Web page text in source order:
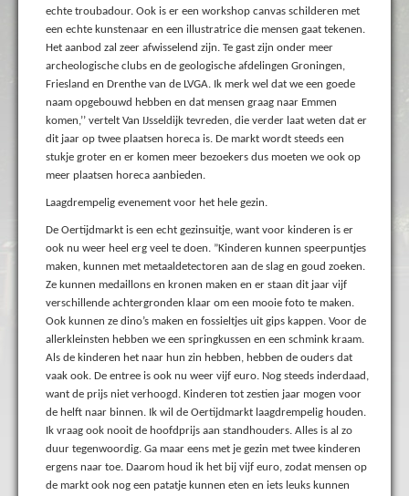
echte troubadour. Ook is er een workshop canvas schilderen met
een echte kunstenaar en een illustratrice die mensen gaat tekenen.
Het aanbod zal zeer afwisselend zijn. Te gast zijn onder meer
archeologische clubs en de geologische afdelingen Groningen,
Friesland en Drenthe van de LVGA. Ik merk wel dat we een goede
naam opgebouwd hebben en dat mensen graag naar Emmen
komen,’’ vertelt Van IJsseldijk tevreden, die verder laat weten dat er
dit jaar op twee plaatsen horeca is. De markt wordt steeds een
stukje groter en er komen meer bezoekers dus moeten we ook op
meer plaatsen horeca aanbieden.
Laagdrempelig evenement voor het hele gezin.
De Oertijdmarkt is een echt gezinsuitje, want voor kinderen is er
ook nu weer heel erg veel te doen. ”Kinderen kunnen speerpuntjes
maken, kunnen met metaaldetectoren aan de slag en goud zoeken.
Ze kunnen medaillons en kronen maken en er staan dit jaar vijf
verschillende achtergronden klaar om een mooie foto te maken.
Ook kunnen ze dino’s maken en fossieltjes uit gips kappen. Voor de
allerkleinsten hebben we een springkussen en een schmink kraam.
Als de kinderen het naar hun zin hebben, hebben de ouders dat
vaak ook. De entree is ook nu weer vijf euro. Nog steeds inderdaad,
want de prijs niet verhoogd. Kinderen tot zestien jaar mogen voor
de helft naar binnen. Ik wil de Oertijdmarkt laagdrempelig houden.
Ik vraag ook nooit de hoofdprijs aan standhouders. Alles is al zo
duur tegenwoordig. Ga maar eens met je gezin met twee kinderen
ergens naar toe. Daarom houd ik het bij vijf euro, zodat mensen op
de markt ook nog een patatje kunnen eten en iets leuks kunnen